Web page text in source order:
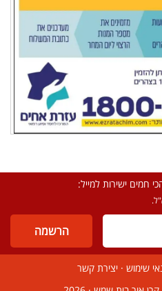
חמים ישירות למייל:
שימוש · יצירת קשר